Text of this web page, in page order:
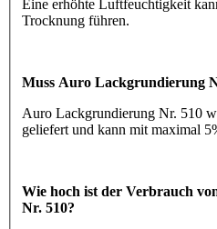
Eine erhöhte Luftfeuchtigkeit
Trocknung führen.
Muss Auro Lackgrundierung
Auro Lackgrundierung Nr. 510
geliefert und kann mit maximal
Wie hoch ist der Verbrauch
Nr. 510?